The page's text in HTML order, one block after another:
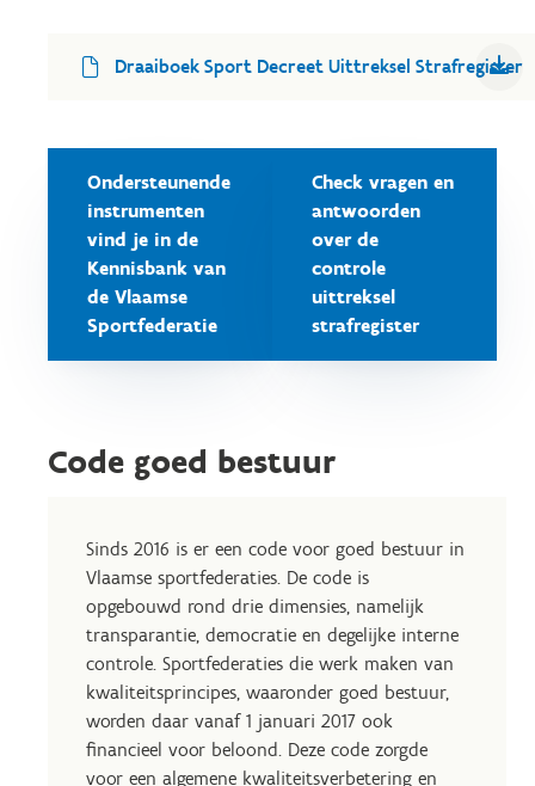
Draaiboek Sport Decreet Uittreksel Strafregister
Ondersteunende
instrumenten
vind je in de
Kennisbank van
de Vlaamse
Sportfederatie
Check vragen en
antwoorden
over de
controle
uittreksel
strafregister
Code goed bestuur
Sinds 2016 is er een code voor goed bestuur in
Vlaamse sportfederaties. De code is
opgebouwd rond drie dimensies, namelijk
transparantie, democratie en degelijke interne
controle. Sportfederaties die werk maken van
kwaliteitsprincipes, waaronder goed bestuur,
worden daar vanaf 1 januari 2017 ook
financieel voor beloond. Deze code zorgde
voor een algemene kwaliteitsverbetering en